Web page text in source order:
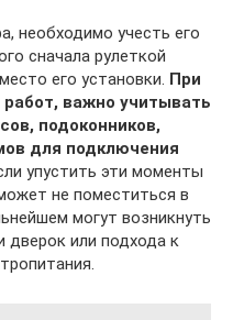
необходимо учесть его
сначала рулеткой
его установки. При
важно учитывать
подоконников,
для подключения
упустить эти моменты
не поместиться в
могут возникнуть
дверок или подхода к